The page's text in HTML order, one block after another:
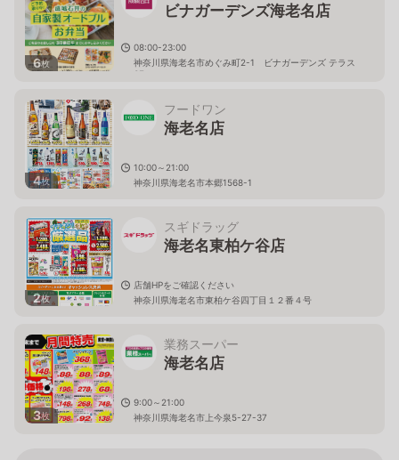
6枚
ビナガーデンズ海老名店
08:00-23:00
神奈川県海老名市めぐみ町2-1 ビナガーデンズ テラス
3F
4枚
フードワン
海老名店
10:00～21:00
神奈川県海老名市本郷1568-1
2枚
スギドラッグ
海老名東柏ケ谷店
店舗HPをご確認ください
神奈川県海老名市東柏ケ谷四丁目１２番４号
3枚
業務スーパー
海老名店
9:00～21:00
神奈川県海老名市上今泉5-27-37